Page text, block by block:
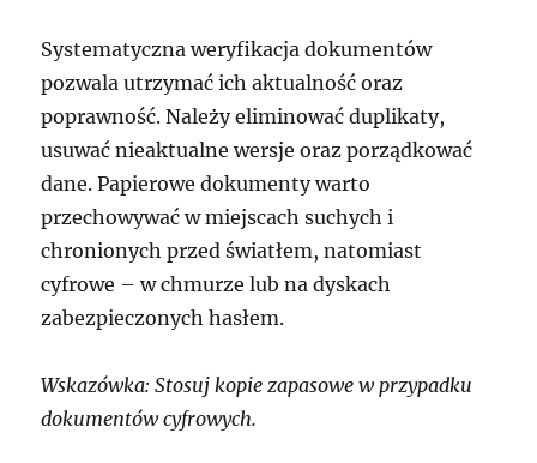
Systematyczna weryfikacja dokumentów
pozwala utrzymać ich aktualność oraz
poprawność. Należy eliminować duplikaty,
usuwać nieaktualne wersje oraz porządkować
dane. Papierowe dokumenty warto
przechowywać w miejscach suchych i
chronionych przed światłem, natomiast
cyfrowe – w chmurze lub na dyskach
zabezpieczonych hasłem.
Wskazówka: Stosuj kopie zapasowe w przypadku
dokumentów cyfrowych.